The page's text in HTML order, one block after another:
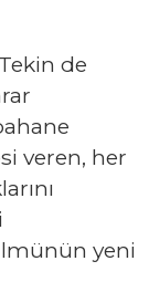
de
veren, her
yeni